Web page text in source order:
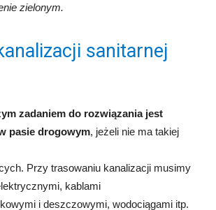
zielonym.
sanitarnej
zadaniem do rozwiązania jest
pasie drogowym, jeżeli nie ma takiej
Przy trasowaniu kanalizacji musimy
kablami
i deszczowymi, wodociągami itp.